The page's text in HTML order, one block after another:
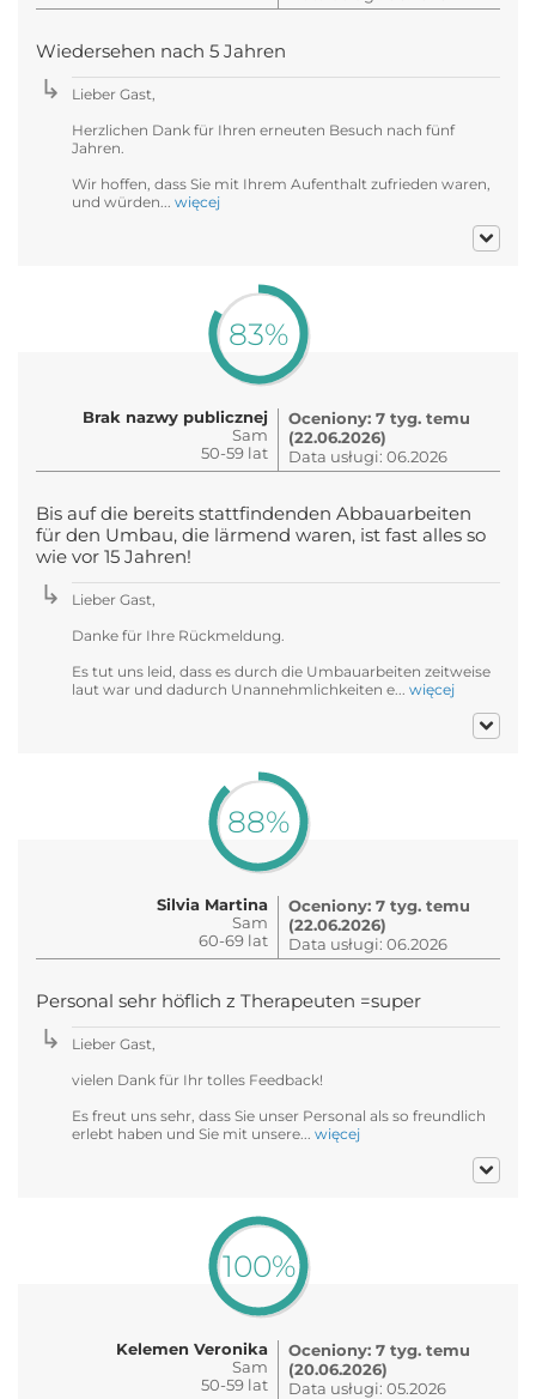
Wiedersehen nach 5 Jahren
Lieber Gast,
Herzlichen Dank für Ihren erneuten Besuch nach fünf
Jahren.
Wir hoffen, dass Sie mit Ihrem Aufenthalt zufrieden waren,
und würden... więcej
83%
Brak nazwy publicznej
Sam
50-59 lat
Oceniony: 7 tyg. temu
(22.06.2026)
Data usługi: 06.2026
Bis auf die bereits stattfindenden Abbauarbeiten
für den Umbau, die lärmend waren, ist fast alles so
wie vor 15 Jahren!
Lieber Gast,
Danke für Ihre Rückmeldung.
Es tut uns leid, dass es durch die Umbauarbeiten zeitweise
laut war und dadurch Unannehmlichkeiten e... więcej
88%
Silvia Martina
Sam
60-69 lat
Oceniony: 7 tyg. temu
(22.06.2026)
Data usługi: 06.2026
Personal sehr höflich z Therapeuten =super
Lieber Gast,
vielen Dank für Ihr tolles Feedback!
Es freut uns sehr, dass Sie unser Personal als so freundlich
erlebt haben und Sie mit unsere... więcej
100%
Kelemen Veronika
Sam
50-59 lat
Oceniony: 7 tyg. temu
(20.06.2026)
Data usługi: 05.2026